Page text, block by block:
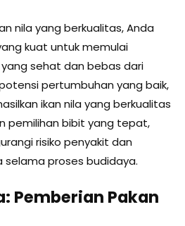
nila yang berkualitas, Anda
kuat untuk memulai
sehat dan bebas dari
pertumbuhan yang baik,
ikan nila yang berkualitas
pemilihan bibit yang tepat,
risiko penyakit dan
selama proses budidaya.
Pemberian Pakan